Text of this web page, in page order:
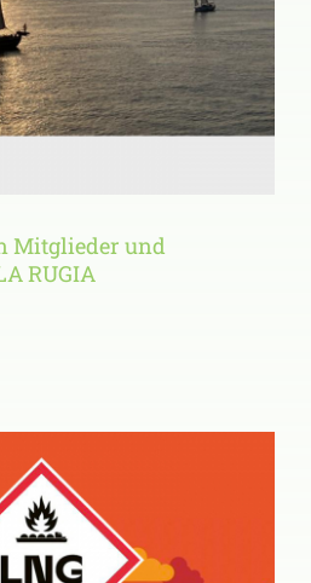
RUGIA
Mitglieder und
RUGIA